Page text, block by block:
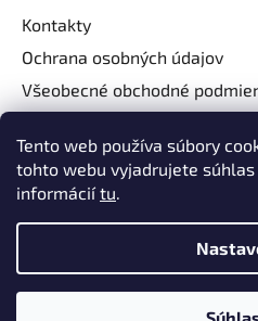
Tento web používa súbory
tohto webu vyjadrujete súhlas
informáciítu.
Kontakty
Ochrana osobných údajov
Všeobecné obchodné
Reklamačný formulár
Odstúpenie od zmluvy